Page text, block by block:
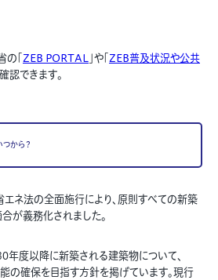
「 ZEB PORTAL 」や「 ZEB普及状況や公共
確認できます。
から？
ネ法の全面施行により、原則すべての新築
が義務化されました。
年度以降に新築される建築物について、
の確保を目指す方針を掲げています。現行